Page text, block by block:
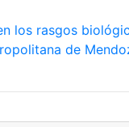
los rasgos
de